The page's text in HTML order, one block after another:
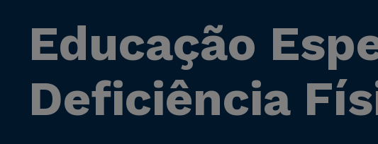
Educação
Deficiência